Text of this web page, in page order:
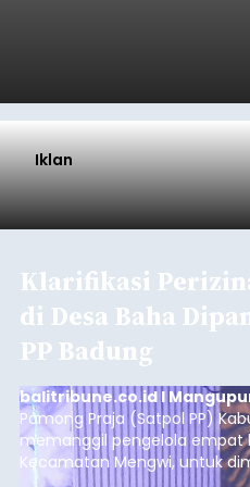
Iklan
Klarifikasi
di Desa Baha
PP Badung
balitribune.co.id I
Pamong Praja (Satpol PP)
memanggil pengelola empat
Kecamatan Mengwi, untuk